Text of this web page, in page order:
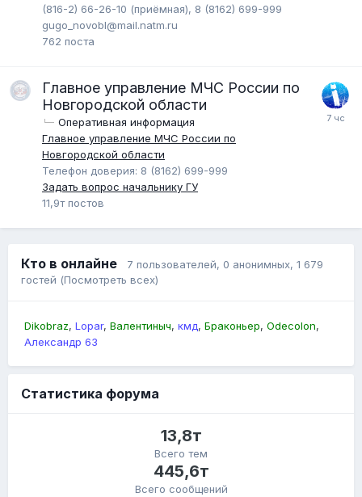
(816-2) 66-26-10 (приёмная), 8 (8162) 699-999
gugo_novobl@mail.natm.ru
762 поста
Главное управление МЧС России по
Новгородской области
Оперативная информация
Главное управление МЧС России по
Новгородской области
Телефон доверия: 8 (8162) 699-999
Задать вопрос начальнику ГУ
11,9т постов
Кто в онлайне 7 пользователей, 0 анонимных, 1 679
гостей (Посмотреть всех)
Dikobraz Lopar Валентиныч кмд Браконьер Odecolon
Александр 63
Статистика форума
13,8т
Всего тем
445,6т
Всего сообщений